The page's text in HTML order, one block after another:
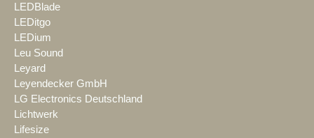
LEDBlade
LEDitgo
LEDium
Leu Sound
Leyard
Leyendecker GmbH
LG Electronics Deutschland
Lichtwerk
Lifesize